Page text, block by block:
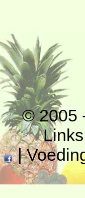
© 2005
Links
|